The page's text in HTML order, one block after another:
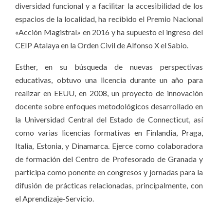
diversidad funcional y a facilitar la accesibilidad de los
espacios de la localidad, ha recibido el Premio Nacional
«Acción Magistral» en 2016 y ha supuesto el ingreso del
CEIP Atalaya en la Orden Civil de Alfonso X el Sabio.
Esther, en su búsqueda de nuevas perspectivas
educativas, obtuvo una licencia durante un año para
realizar en EEUU, en 2008, un proyecto de innovación
docente sobre enfoques metodológicos desarrollado en
la Universidad Central del Estado de Connecticut, así
como varias licencias formativas en Finlandia, Praga,
Italia, Estonia, y Dinamarca. Ejerce como colaboradora
de formación del Centro de Profesorado de Granada y
participa como ponente en congresos y jornadas para la
difusión de prácticas relacionadas, principalmente, con
el Aprendizaje-Servicio.